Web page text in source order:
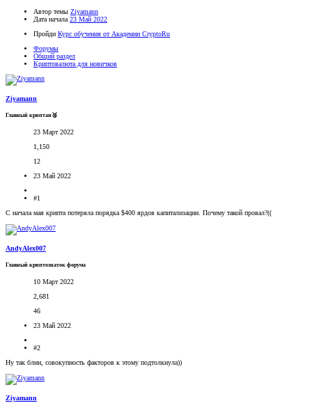
Автор темы Ziyamann
Дата начала 23 Май 2022
Пройди Курс обучения от Академии CryptoRu
Форумы
Общий раздел
Криптовалюта для новичков
Ziyamann
Главный криптан🥈
23 Март 2022
1,150
12
23 Май 2022
#1
С начала мая крипта потеряла порядка $400 ярдов капитализации. Почему такой провал?((
AndyAlex007
Главный криптознаток форума
10 Март 2022
2,681
46
23 Май 2022
#2
Ну так блин, совокупность факторов к этому подтолкнула))
Ziyamann